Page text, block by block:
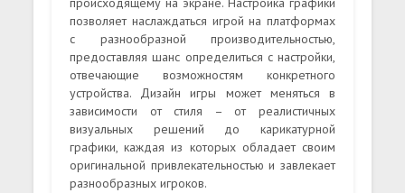
позволяет наслаждаться игрой на платформах
с разнообразной производительностью,
предоставляя шанс определиться с настройки,
отвечающие возможностям конкретного
устройства. Дизайн игры может меняться в
зависимости от стиля – от реалистичных
визуальных решений до карикатурной
графики, каждая из которых обладает своим
оригинальной привлекательностью и завлекает
разнообразных игроков.